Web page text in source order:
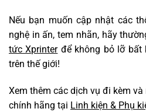
Nếu bạn muốn cập nhật các
nghệ in ấn, tem nhãn, hãy
tức Xprinterđể không bỏ lỡ bất
trên thế giới!
Xem thêm các dịch vụ đi kèm
chính hãng tại Linh kiện & Phụ